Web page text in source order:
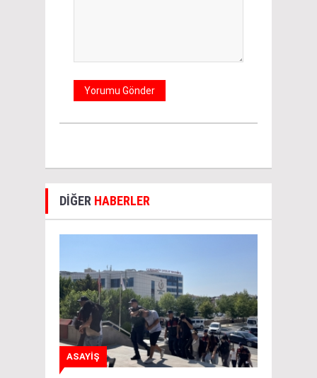
DİĞER HABERLER
ASAYİŞ